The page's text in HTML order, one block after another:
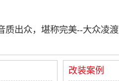
质出众，堪称完美--大众凌
改装案例